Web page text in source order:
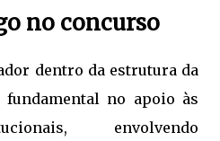
no concurso
dentro da estrutura da
fundamental no apoio às
envolvendo